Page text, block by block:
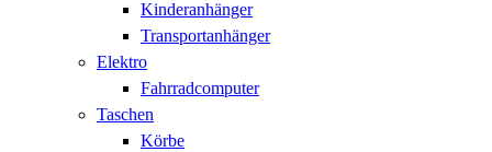
Kinderanhänger
Transportanhänger
Elektro
Fahrradcomputer
Taschen
Körbe